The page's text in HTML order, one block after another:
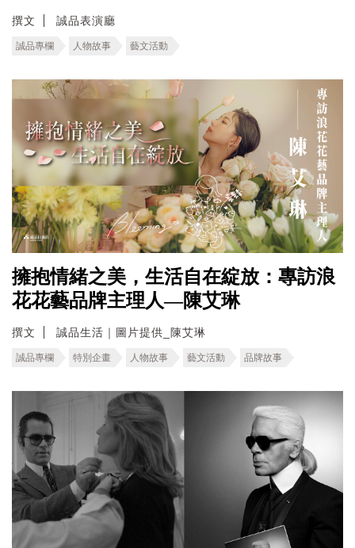
撰文 誠品表演廳
誠品專欄 人物故事 藝文活動
擁抱情緒之美，生活自在綻放：專訪浪
花花藝品牌主理人—陳艾琳
撰文 誠品生活｜圖片提供_陳艾琳
誠品專欄 特別企畫 人物故事 藝文活動 品牌故事